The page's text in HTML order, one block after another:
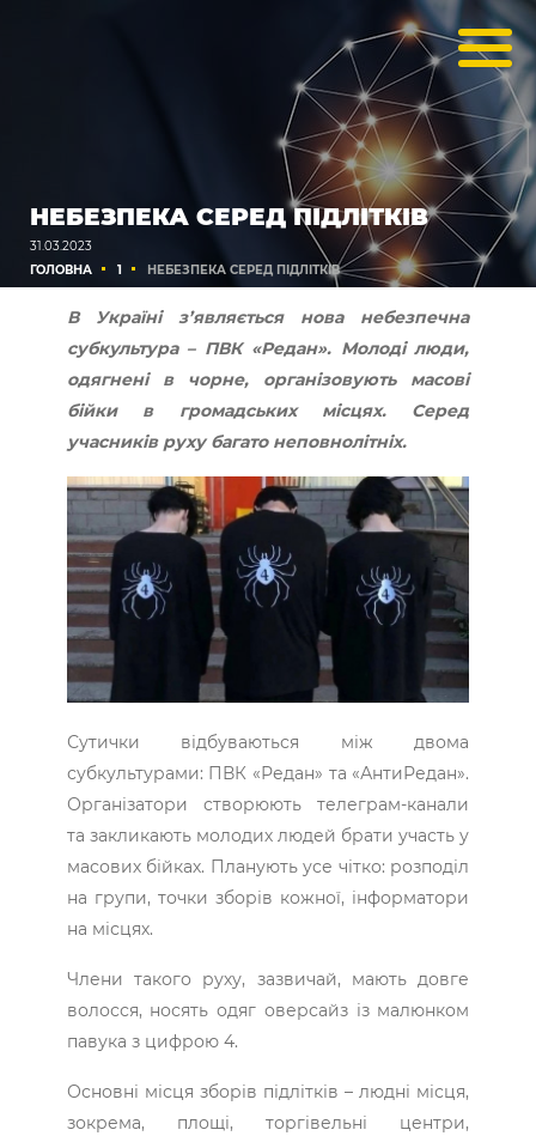
НЕБЕЗПЕКА СЕРЕД ПІДЛІТКІВ
31.03.2023
ГОЛОВНА
1 НЕБЕЗПЕКА СЕРЕД ПІДЛІТКІВ
В Україні з’являється нова небезпечна
субкультура – ПВК «Редан». Молоді люди,
одягнені в чорне, організовують масові
бійки в громадських місцях. Серед
учасників руху багато неповнолітніх.
Сутички відбуваються між двома
субкультурами: ПВК «Редан» та «АнтиРедан».
Організатори створюють телеграм-канали
та закликають молодих людей брати участь у
масових бійках. Планують усе чітко: розподіл
на групи, точки зборів кожної, інформатори
на місцях.
Члени такого руху, зазвичай, мають довге
волосся, носять одяг оверсайз із малюнком
павука з цифрою 4.
Основні місця зборів підлітків – людні місця,
зокрема, площі, торгівельні центри,